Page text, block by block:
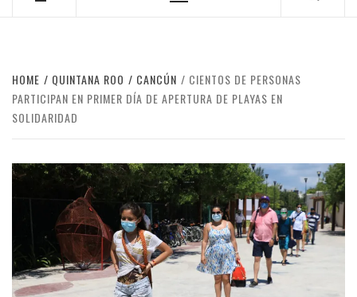
HOME QUINTANA ROO CANCÚN
CIENTOS DE PERSONAS
PARTICIPAN EN PRIMER DÍA DE APERTURA DE PLAYAS EN
SOLIDARIDAD